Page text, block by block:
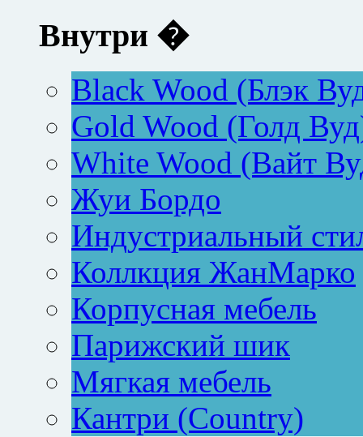
Внутри �
Black Wood (Блэк
Gold Wood (Голд
White Wood (Вайт
Жуи Бордо
Индустриальный
Коллкция ЖанМарко
Корпусная мебель
Парижский шик
Мягкая мебель
Кантри (Country)